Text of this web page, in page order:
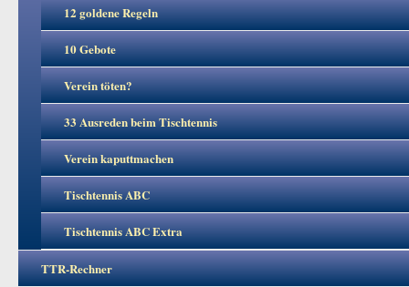
12 goldene Regeln
10 Gebote
Verein töten?
33 Ausreden beim Tischtennis
Verein kaputtmachen
Tischtennis ABC
Tischtennis ABC Extra
TTR-Rechner